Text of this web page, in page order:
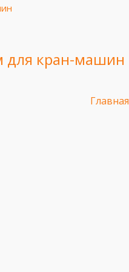
для кран-машин
Главная